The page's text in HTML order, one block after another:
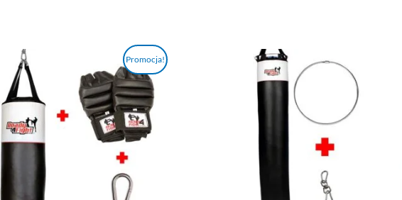
Promocja!
wynosiła:
274,00 zł.
Aktualna
cena
wynosi:
211,00 zł.